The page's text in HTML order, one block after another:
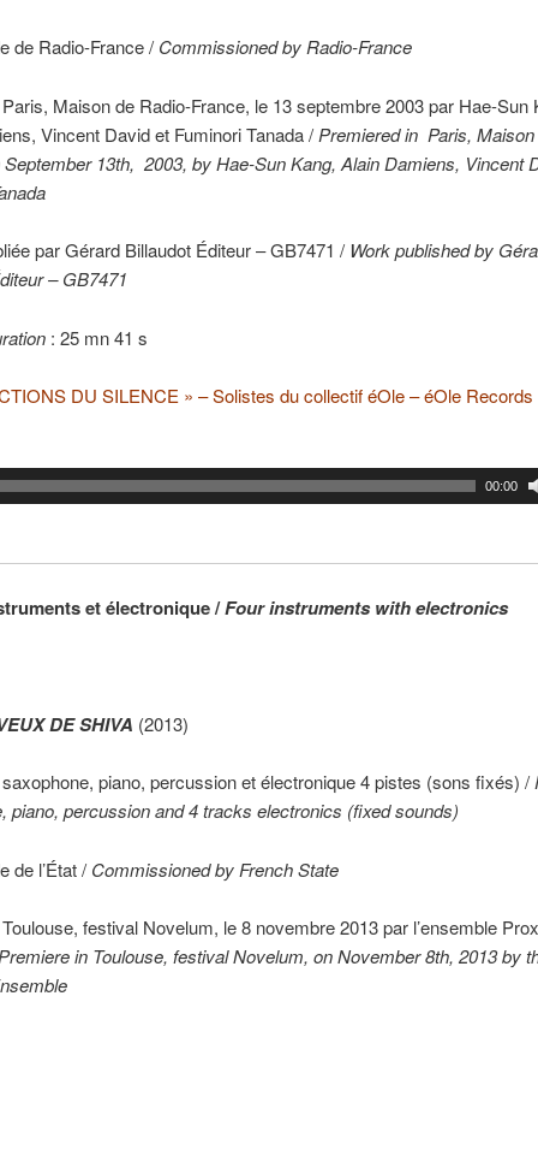
de Radio-France / Commissioned by Radio-France
Maison de Radio-France, le 13 septembre 2003 par Hae-Sun
Vincent David et Fuminori Tanada / Premiered in Paris,
September 13th, 2003, by Hae-Sun Kang, Alain Damiens, Vincent
par Gérard Billaudot Éditeur – GB7471 / Work published by
– GB7471
: 25 mn 41 s
DU SILENCE » – Solistes du collectif éOle – éOle
00:00
et électronique /Four instruments with electronics
DE SHIVA (2013)
piano, percussion et électronique 4 pistes (sons fixés) /
piano, percussion and 4 tracks electronics (fixed sounds)
de l’État / Commissioned by French State
festival Novelum, le 8 novembre 2013 par l’ensemble
Premiere in Toulouse, festival Novelum, on November 8th, 2013 by